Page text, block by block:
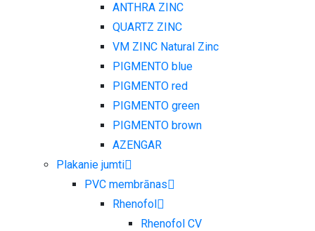
ANTHRA ZINC
QUARTZ ZINC
VM ZINC Natural Zinc
PIGMENTO blue
PIGMENTO red
PIGMENTO green
PIGMENTO brown
AZENGAR
Plakanie jumti
PVC membrānas
Rhenofol
Rhenofol CV